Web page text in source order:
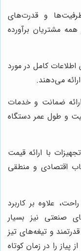
و قدرت‌های
مشتریان برآورده
کامل در مورد
می‌دهند.
ضمانت و خدمات
و طول عمر دستگاه
با ارائه قیمت
اقتصادی و منطقی
علاوه بر کاربرد
صنعتی نیز بسیار
و تیغه‌های تیز
را در زمان کوتاه